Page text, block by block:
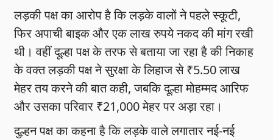
लड़की पक्ष का आरोप है कि लड़के वालों ने पहले स्कूटी,
फिर अपाची बाइक और एक लाख रुपये नकद की मांग रखी
थी। वहीं दूल्हा पक्ष के तरफ से बताया जा रहा है की निकाह
के वक्त लड़की पक्ष ने सुरक्षा के लिहाज से ₹5.50 लाख
मेहर तय करने की बात कही, जबकि दूल्हा मोहम्मद आरिफ
और उसका परिवार ₹21,000 मेहर पर अड़ा रहा।
दुल्हन पक्ष का कहना है कि लड़के वाले लगातार नई-नई